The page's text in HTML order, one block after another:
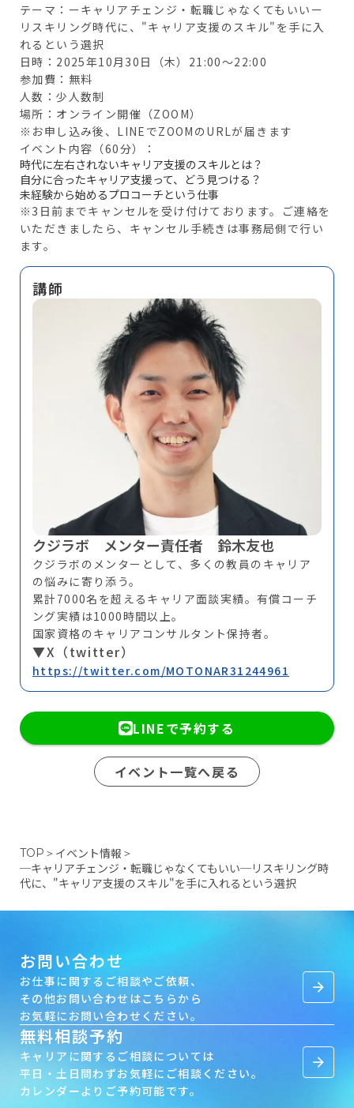
テーマ：ーキャリアチェンジ・転職じゃなくてもいいー
リスキリング時代に、"キャリア支援のスキル"を手に入
れるという選択
日時：2025年10月30日（木）21:00～22:00
参加費：無料
人数：少人数制
場所：オンライン開催（ZOOM）
※お申し込み後、LINEでZOOMのURLが届きます
イベント内容（60分）：
時代に左右されないキャリア支援のスキルとは？
自分に合ったキャリア支援って、どう見つける？
未経験から始めるプロコーチという仕事
※3日前までキャンセルを受け付けております。ご連絡を
いただきましたら、キャンセル手続きは事務局側で行い
ます。
講師
クジラボ メンター責任者 鈴木友也
クジラボのメンターとして、多くの教員のキャリア
の悩みに寄り添う。
累計7000名を超えるキャリア面談実績。有償コーチ
ング実績は1000時間以上。
国家資格のキャリアコンサルタント保持者。
▼X（twitter）
https://twitter.com/MOTONAR31244961
LINEで予約する
イベント一覧へ戻る
TOP ＞ イベント情報 ＞
─キャリアチェンジ・転職じゃなくてもいい─リスキリング時
代に、"キャリア支援のスキル"を手に入れるという選択
お問い合わせ
お仕事に関するご相談やご依頼、
その他お問い合わせはこちらから
お気軽にお問い合わせください。
arrow_forward
無料相談予約
キャリアに関するご相談については
平日・土日問わずお気軽にご相談ください。
カレンダーよりご予約可能です。
arrow_forward